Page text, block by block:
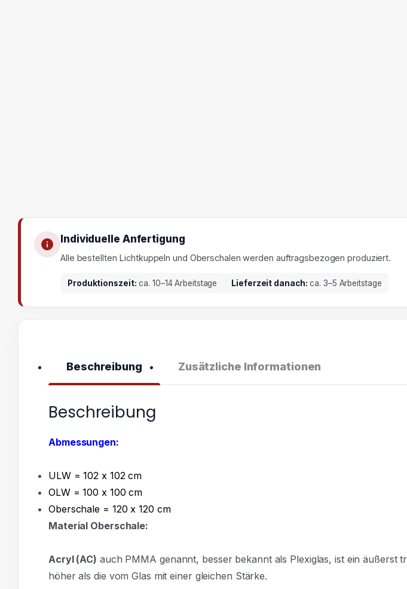
Individuelle Anfertigung
Alle bestellten Lichtkuppeln und Oberschalen werden auftragsbezogen produziert.
Produktionszeit: ca. 10–14 Arbeitstage Lieferzeit danach: ca. 3–5 Arbeitstage
Beschreibung Zusätzliche Informationen
Beschreibung
Abmessungen:
ULW = 102 x 102 cm
OLW = 100 x 100 cm
Oberschale = 120 x 120 cm
Material Oberschale:
Acryl (AC) auch PMMA genannt, besser bekannt als Plexiglas, ist ein äußerst
höher als die vom Glas mit einer gleichen Stärke.